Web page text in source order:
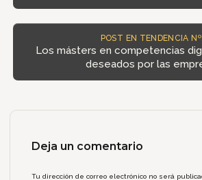
POST EN TENDENCIA
Los másters en competencias
deseados por las
Deja un comentario
Tu dirección de correo electrónico no será